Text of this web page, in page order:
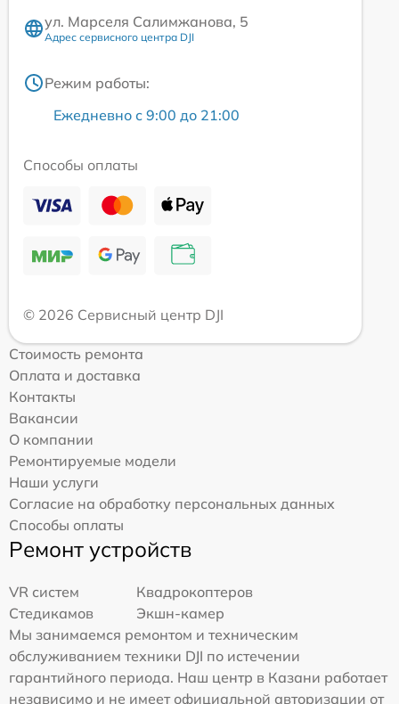
ул. Марселя Салимжанова, 5
Адрес сервисного центра DJI
Режим работы:
Ежедневно с 9:00 до 21:00
Способы оплаты
© 2026 Сервисный центр DJI
Стоимость ремонта
Оплата и доставка
Контакты
Вакансии
О компании
Ремонтируемые модели
Наши услуги
Согласие на обработку персональных данных
Способы оплаты
Ремонт устройств
VR систем
Квадрокоптеров
Стедикамов
Экшн-камер
Мы занимаемся ремонтом и техническим
обслуживанием техники DJI по истечении
гарантийного периода. Наш центр в Казани работает
независимо и не имеет официальной авторизации от